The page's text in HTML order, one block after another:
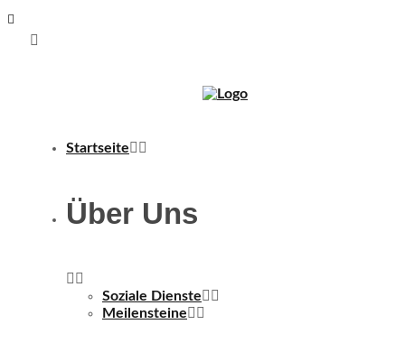
Startseite
Über Uns
Soziale Dienste
Meilensteine